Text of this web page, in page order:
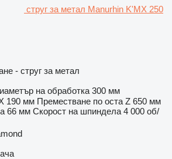
струг за метал Manurhin K'MX 250
- струг за метал
на обработка 300 мм
190 мм Преместване по оста Z 650 мм
66 мм Скорост на шпиндела 4 000 об/